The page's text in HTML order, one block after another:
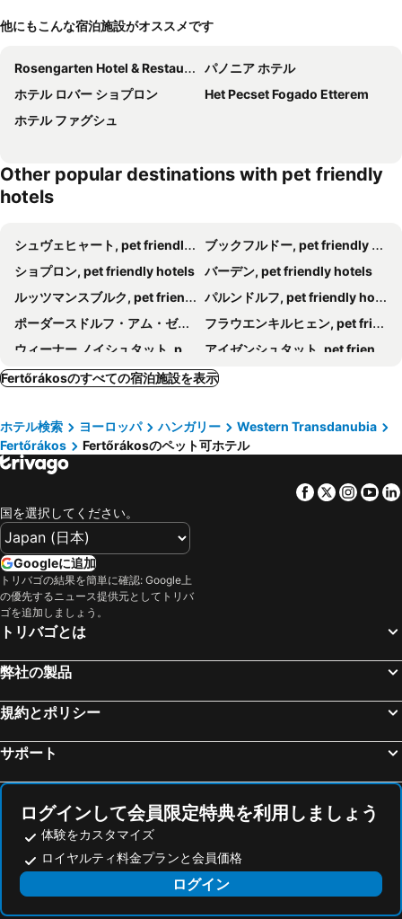
他にもこんな宿泊施設がオススメです
Rosengarten Hotel & Restaurant
パノニア ホテル
ホテル ロバー ショプロン
Het Pecset Fogado Etterem
ホテル ファグシュ
Other popular destinations with pet friendly
hotels
シュヴェヒャート, pet friendly hotels
ブックフルドー, pet friendly hotels
ショプロン, pet friendly hotels
バーデン, pet friendly hotels
ルッツマンスブルク, pet friendly hotels
パルンドルフ, pet friendly hotels
ポーダースドルフ・アム・ゼー, pet friendly hotels
フラウエンキルヒェン, pet friendly hotels
ウィーナー ノイシュタット, pet friendly hotels
アイゼンシュタット, pet friendly hotels
ルースト, pet friendly hotels
Fischamend, pet friendly hotels
Wiener Neudorf, pet friendly hotels
ノイジードル アム ゼー, pet friendly hotels
イルミッツ, pet friendly hotels
モションマジャローヴァール, pet friendly hotels
Kőszeg, pet friendly hotels
Himberg, pet friendly hotels
ゴルス, pet friendly hotels
ヴィンデン・アム・ゼー, pet friendly hotels
グンポルツキルヒェン, pet friendly hotels
Bad Schönau, pet friendly hotels
Guntramsdorf, pet friendly hotels
Mödling, pet friendly hotels
Schönau an der Triesting, pet friendly hotels
Csepreg, pet friendly hotels
Bad Sauerbrunn, pet friendly hotels
Gramatneusiedl, pet friendly hotels
Klingenbach, pet friendly hotels
Fertőrákosのすべての宿泊施設を表示
ホテル検索 ヨーロッパ ハンガリー
Western Transdanubia
Fertőrákos
Fertőrákosのペット可ホテル
Facebook
Twitter
国を選択してください。
Googleに追加
トリバゴの結果を簡単に確認: Google上
の優先するニュース提供元としてトリバ
ゴを追加しましょう。
トリバゴとは
弊社の製品
規約とポリシー
サポート
ログインして会員限定特典を利用しましょう
体験をカスタマイズ
ロイヤルティ料金プランと会員価格
ログイン